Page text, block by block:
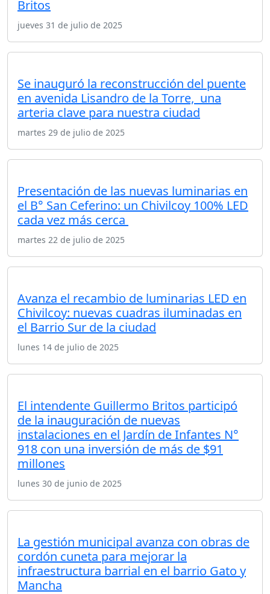
Britos
jueves 31 de julio de 2025
Se inauguró la reconstrucción del puente
en avenida Lisandro de la Torre, una
arteria clave para nuestra ciudad
martes 29 de julio de 2025
Presentación de las nuevas luminarias en
el B° San Ceferino: un Chivilcoy 100% LED
cada vez más cerca
martes 22 de julio de 2025
Avanza el recambio de luminarias LED en
Chivilcoy: nuevas cuadras iluminadas en
el Barrio Sur de la ciudad
lunes 14 de julio de 2025
El intendente Guillermo Britos participó
de la inauguración de nuevas
instalaciones en el Jardín de Infantes N°
918 con una inversión de más de $91
millones
lunes 30 de junio de 2025
La gestión municipal avanza con obras de
cordón cuneta para mejorar la
infraestructura barrial en el barrio Gato y
Mancha